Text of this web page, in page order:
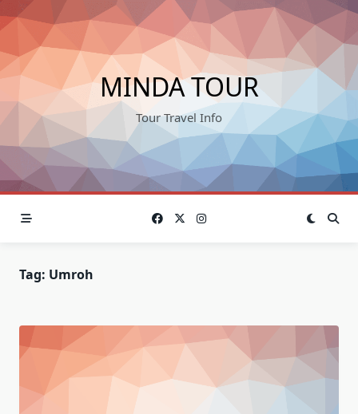
Skip
to
content
MINDA TOUR
Tour Travel Info
Tag: Umroh